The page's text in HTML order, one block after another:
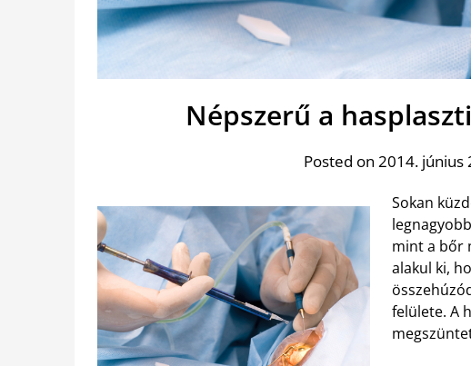
Népszerű a
Posted on 2014. június
Sokan
mint a bőr
alakul ki,
felülete. A